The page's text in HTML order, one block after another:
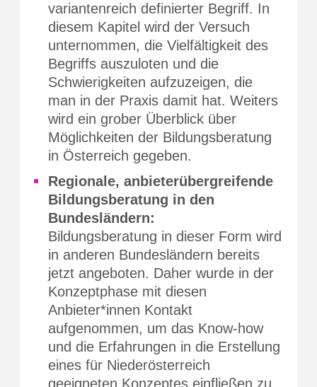
variantenreich definierter Begriff. In
diesem Kapitel wird der Versuch
unternommen, die Vielfältigkeit des
Begriffs auszuloten und die
Schwierigkeiten aufzuzeigen, die
man in der Praxis damit hat. Weiters
wird ein grober Überblick über
Möglichkeiten der Bildungsberatung
in Österreich gegeben.
Regionale, anbieterübergreifende
Bildungsberatung in den
Bundesländern:
Bildungsberatung in dieser Form wird
in anderen Bundesländern bereits
jetzt angeboten. Daher wurde in der
Konzeptphase mit diesen
Anbieter*innen Kontakt
aufgenommen, um das Know-how
und die Erfahrungen in die Erstellung
eines für Niederösterreich
geeigneten Konzeptes einfließen zu